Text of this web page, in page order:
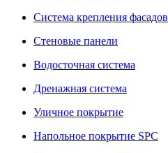
Система крепления фасадов
Стеновые панели
Водосточная система
Дренажная система
Уличное покрытие
Напольное покрытие SPC